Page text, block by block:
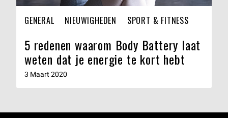
GENERAL NIEUWIGHEDEN SPORT & FITNESS
5 redenen waarom Body Battery laat
weten dat je energie te kort hebt
3 Maart 2020